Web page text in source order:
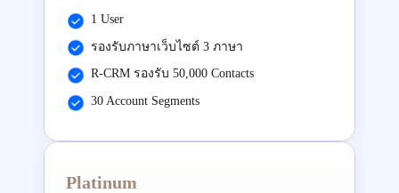
1 User
รองรับภาษาเว็บไซต์ 3 ภาษา
R-CRM รองรับ 50,000 Contacts
30 Account Segments
Platinum